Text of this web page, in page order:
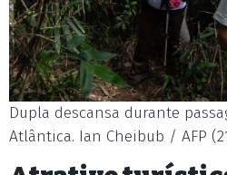
Dupla descansa durante
Atlântica. Ian Cheibub / AFP